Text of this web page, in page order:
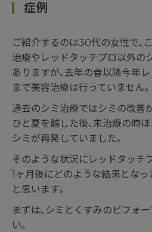
症例
ご紹介するのは30代の女性で､
治療やレッドタッチプロ以外の
ありますが､去年の春以降今年
まで美容治療は行っていません｡
過去のシミ治療ではシミの改善
ひと夏を越した後､未治療の時
シミが再発していました｡
そのような状況にレッドタッチ
1ヶ月後にどのような結果とな
と思います｡
まずは､シミとくすみのビフォ
い｡